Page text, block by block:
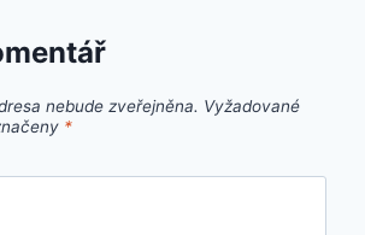
nebude zveřejněna. Vyžadované
*